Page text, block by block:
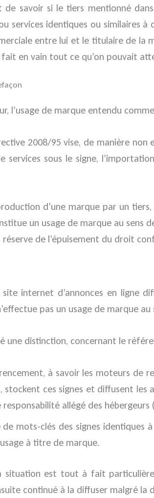
savoir si le tiers mentionné
services identiques ou similaires
entre lui et le titulaire de la
en vain tout ce qu’on pouvait
l’usage de marque entendu
2008/95 vise, de manière
sous le signe,
d’une marque par un
un usage de marque au
de l’épuisement du droit
internet d’annonces en ligne
pas un usage de marque
une distinction, concernant le
à savoir les moteurs de
ces signes et diffusent les
allégé des hébergeurs
mots-clés des signes identiques
à titre de marque.
situation est tout à fait
continué à la diffuser malgré la